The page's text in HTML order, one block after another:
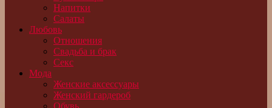
Напитки
Салаты
Любовь
Отношения
Свадьба и брак
Секс
Мода
Женские аксессуары
Женский гардероб
Обувь